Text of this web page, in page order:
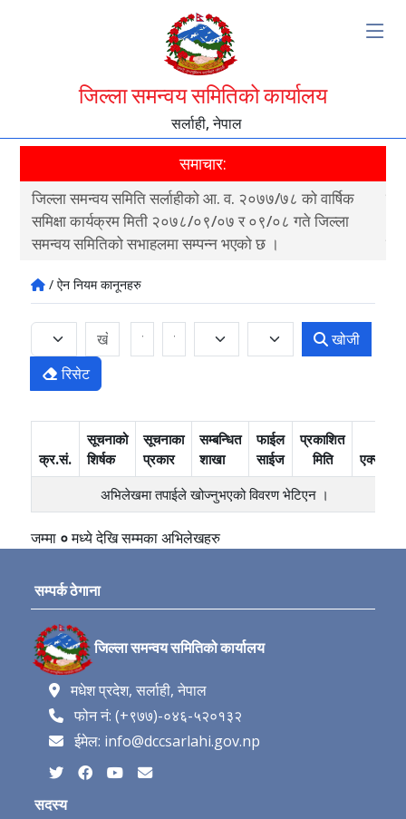
जिल्ला समन्वय समितिको कार्यालय
सर्लाही, नेपाल
समाचार:
जिल्ला समन्वय समिति सर्लाहीको आ. व. २०७७/७८ को वार्षिक
समिक्षा कार्यक्रम मिती २०७८/०९/०७ र ०९/०८ गते जिल्ला
समन्वय समितिको सभाहलमा सम्पन्न भएको छ ।
/ ऐन नियम कानूनहरु
खोजी
रिसेट
क्र.सं.
सूचनाको
शिर्षक
सूचनाका
प्रकार
सम्बन्धित
शाखा
फाईल
साईज
प्रकाशित
मिति
एक्सन
अभिलेखमा तपाईले खोज्‍नुभएको विवरण भेटिएन ।
जम्मा ०मध्येदेखिसम्मका अभिलेखहरु
सम्पर्क ठेगाना
जिल्ला समन्वय समितिको कार्यालय
मधेश प्रदेश, सर्लाही, नेपाल
फोन नं: (+९७७)-०४६-५२०१३२
ईमेल: info@dccsarlahi.gov.np
सदस्य